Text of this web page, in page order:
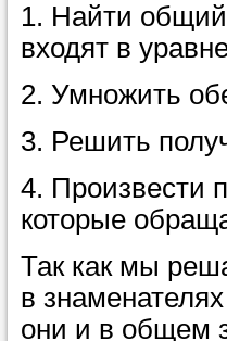
репетитора
Совет 2.
заявку на
то в поле
укажите как
чтобы мы
самого
репетитора.
1. Найти общий
входят в
2. Умножить
3. Решить
4. Произвести
которые
Так как мы
в
они и в общем